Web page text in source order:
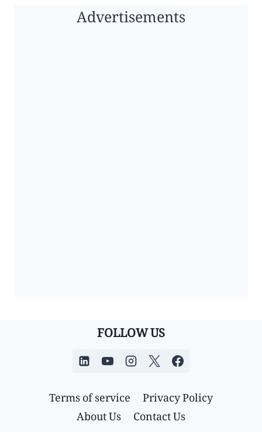
Advertisements
FOLLOW US
Privacy Policy
Terms of service
Contact Us
About Us